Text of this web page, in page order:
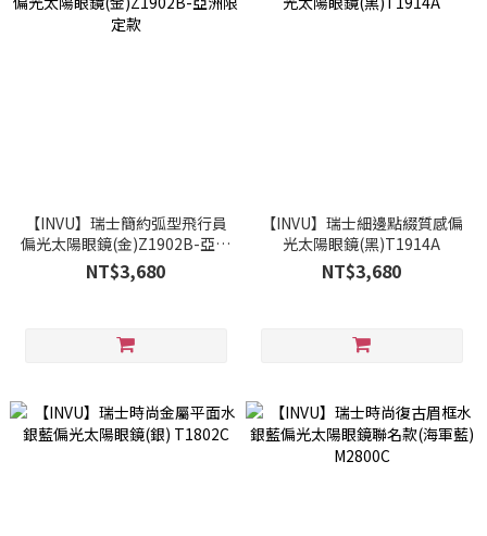
【INVU】瑞士簡約弧型飛行員
偏光太陽眼鏡(金)Z1902B-亞洲
限定款
NT$3,680
【INVU】瑞士細邊點綴質感偏
光太陽眼鏡(黑)T1914A
NT$3,680